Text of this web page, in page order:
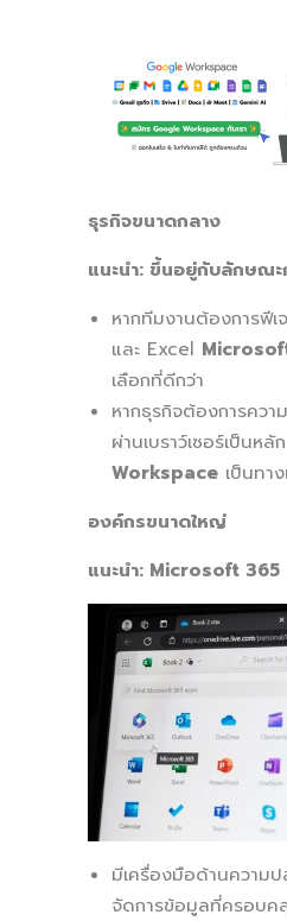
ธุรกิจขนาดกลาง
แนะนำ: ขึ้นอยู่กับลักษณะ
หากทีมงานต้องการฟี
และ Excel
เลือกที่ดีกว่า
หากธุรกิจต้องการควา
ผ่านเบราว์เซอร์เป็นหลัก
Workspace เป็นทา
องค์กรขนาดใหญ่
แนะนำ: Microsoft 365
มีเครื่องมือด้านความ
จัดการข้อมูลที่ครอบค